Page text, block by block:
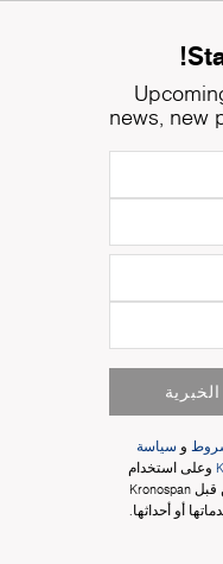
news, new
و سياسة
وعلى استخدام
معلومات الاتصال الخاصة بي من قبل Kronospan
أو أحداثها.